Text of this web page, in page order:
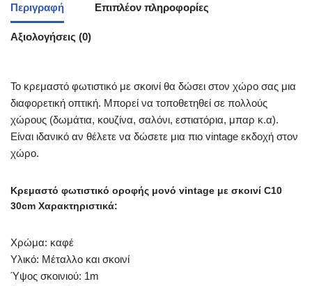
Περιγραφή Επιπλέον πληροφορίες
Αξιολογήσεις (0)
Το κρεμαστό φωτιστικό με σκοινί θα δώσει στον χώρο σας μια
διαφορετική οπτική. Μπορεί να τοποθετηθεί σε πολλούς
χώρους (δωμάτια, κουζίνα, σαλόνι, εστιατόρια, μπαρ κ.α).
Είναι ιδανικό αν θέλετε να δώσετε μια πιο vintage εκδοχή στον
χώρο.
Κρεμαστό φωτιστικό οροφής μονό vintage με σκοινί C10
30cm Χαρακτηριστικά:
Χρώμα: καφέ
Υλικό: Μέταλλο και σκοινί
Ύψος σκοινιού: 1m